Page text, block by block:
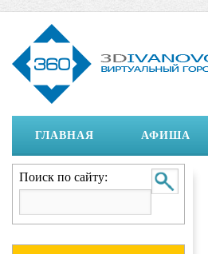
ГЛАВНАЯ АФИША
Поиск по сайту: